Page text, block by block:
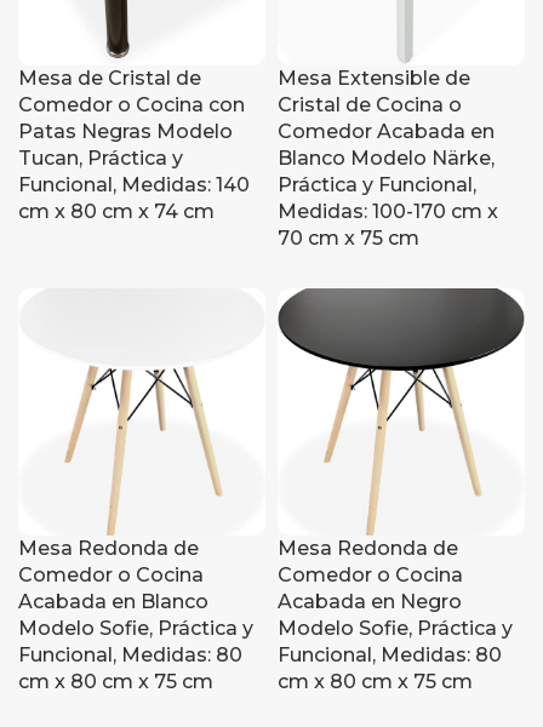
Mesa de Cristal de
Comedor o Cocina con
Patas Negras Modelo
Tucan, Práctica y
Funcional, Medidas: 140
cm x 80 cm x 74 cm
Mesa Extensible de
Cristal de Cocina o
Comedor Acabada en
Blanco Modelo Närke,
Práctica y Funcional,
Medidas: 100-170 cm x
70 cm x 75 cm
Mesa Redonda de
Comedor o Cocina
Acabada en Blanco
Modelo Sofie, Práctica y
Funcional, Medidas: 80
cm x 80 cm x 75 cm
Mesa Redonda de
Comedor o Cocina
Acabada en Negro
Modelo Sofie, Práctica y
Funcional, Medidas: 80
cm x 80 cm x 75 cm